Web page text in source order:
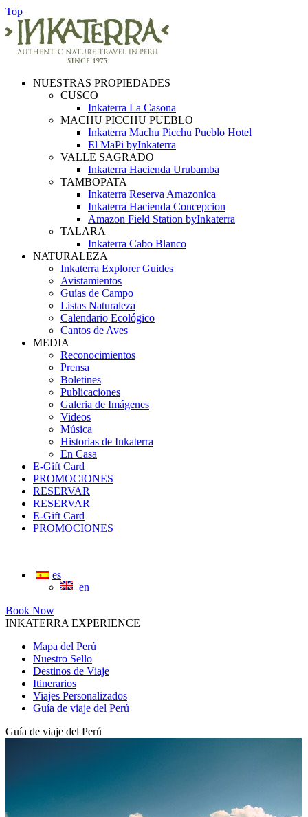
Top
NUESTRAS PROPIEDADES
CUSCO
Inkaterra La Casona
MACHU PICCHU PUEBLO
Inkaterra Machu Picchu Pueblo Hotel
El MaPi byInkaterra
VALLE SAGRADO
Inkaterra Hacienda Urubamba
TAMBOPATA
Inkaterra Reserva Amazonica
Inkaterra Hacienda Concepcion
Amazon Field Station byInkaterra
TALARA
Inkaterra Cabo Blanco
NATURALEZA
Inkaterra Explorer Guides
Avistamientos
Guías de Campo
Listas Naturaleza
Calendario Ecológico
Cantos de Aves
MEDIA
Reconocimientos
Prensa
Boletines
Publicaciones
Galeria de Imágenes
Videos
Música
Historias de Inkaterra
En Casa
E-Gift Card
PROMOCIONES
RESERVAR
RESERVAR
E-Gift Card
PROMOCIONES
es
en
Book Now
INKATERRA EXPERIENCE
Mapa del Perú
Nuestro Sello
Destinos de Viaje
Itinerarios
Viajes Personalizados
Guía de viaje del Perú
Guía de viaje del Perú